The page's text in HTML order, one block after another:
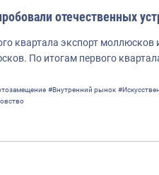
отечественных
квартала экспорт
По итогам первого
#Внутренний рынок